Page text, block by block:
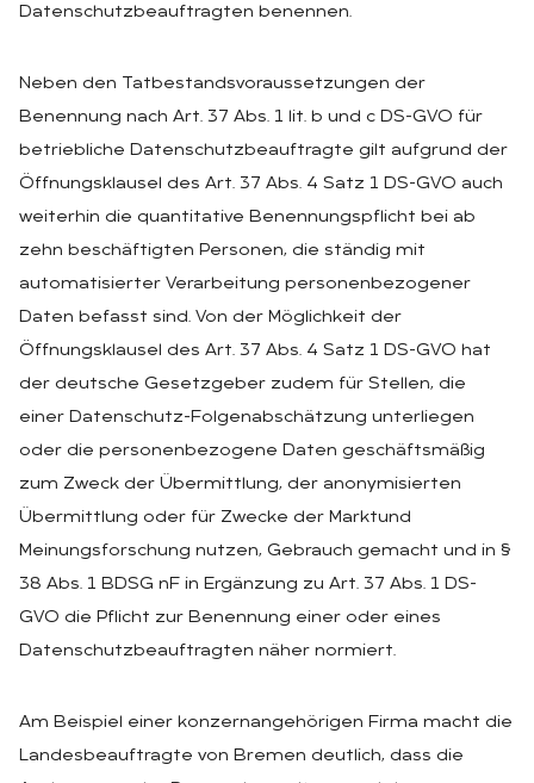
Datenschutzbeauftragten benennen.
Neben den Tatbestandsvoraussetzungen der
Benennung nach Art. 37 Abs. 1 lit. b und c DS-GVO für
betriebliche Datenschutzbeauftragte gilt aufgrund der
Öffnungsklausel des Art. 37 Abs. 4 Satz 1 DS-GVO auch
weiterhin die quantitative Benennungspflicht bei ab
zehn beschäftigten Personen, die ständig mit
automatisierter Verarbeitung personenbezogener
Daten befasst sind. Von der Möglichkeit der
Öffnungsklausel des Art. 37 Abs. 4 Satz 1 DS-GVO hat
der deutsche Gesetzgeber zudem für Stellen, die
einer Datenschutz-Folgenabschätzung unterliegen
oder die personenbezogene Daten geschäftsmäßig
zum Zweck der Übermittlung, der anonymisierten
Übermittlung oder für Zwecke der Marktund
Meinungsforschung nutzen, Gebrauch gemacht und in §
38 Abs. 1 BDSG nF in Ergänzung zu Art. 37 Abs. 1 DS-
GVO die Pflicht zur Benennung einer oder eines
Datenschutzbeauftragten näher normiert.
Am Beispiel einer konzernangehörigen Firma macht die
Landesbeauftragte von Bremen deutlich, dass die